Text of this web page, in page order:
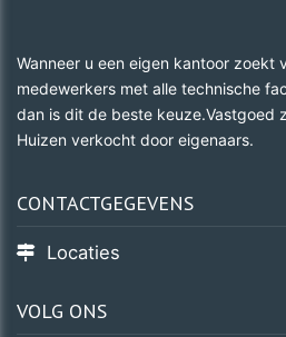
Wanneer u een eigen kantoor zoekt
medewerkers met alle technische
dan is dit de beste keuze.Vastgoed
​​​​​​​Huizen verkocht door eigenaars.
CONTACTGEGEVENS
Locaties
VOLG ONS